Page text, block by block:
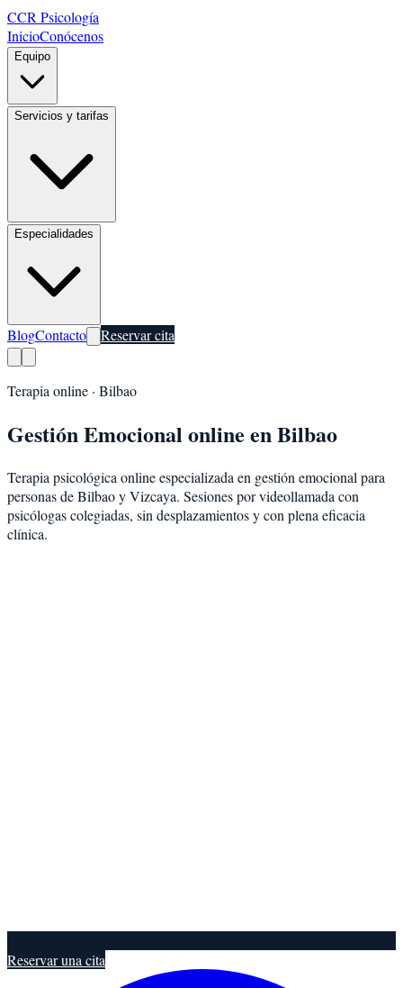
CCR Psicología
InicioConócenos
Equipo
Servicios y tarifas
Especialidades
BlogContacto Reservar cita
Terapia online · Bilbao
Gestión Emocional online enBilbao
Terapia psicológica online especializada en gestión emocional para
personas deBilbaoyVizcaya. Sesiones por videollamada con
psicólogas colegiadas, sin desplazamientos y con plena eficacia
clínica.
Reservar una cita